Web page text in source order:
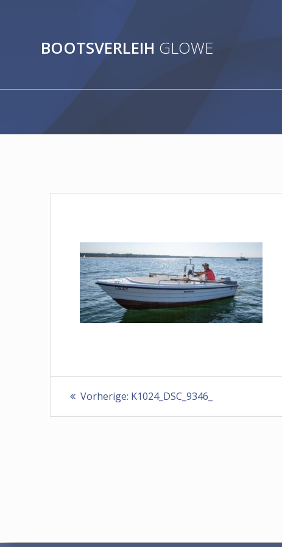
BOOTSVERLEIH GLOWE
Beitragsnavigation
Vorherige: Vorheriger
K1024_DSC_9346_